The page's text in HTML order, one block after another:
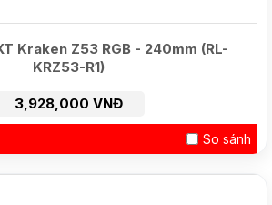
Kraken Z53 RGB - 240mm (RL-
KRZ53-R1)
3,928,000 VNĐ
So sánh